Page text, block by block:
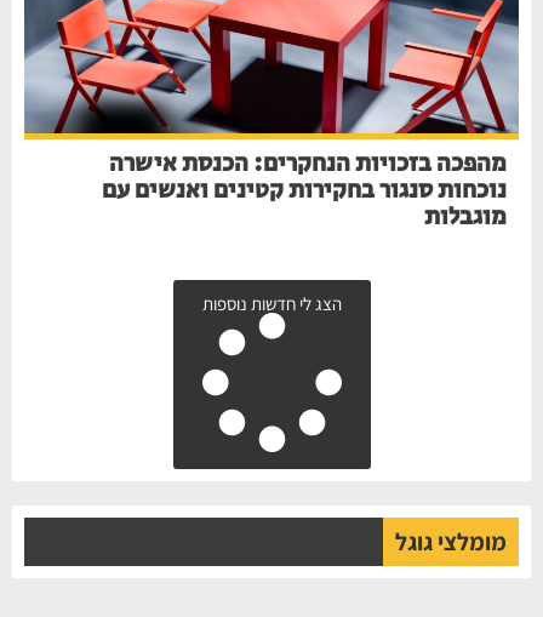
מהפכה בזכויות הנחקרים: הכנסת אישרה
נוכחות סנגור בחקירות קטינים ואנשים עם
מוגבלות
הצג לי חדשות נוספות
מומלצי גוגל